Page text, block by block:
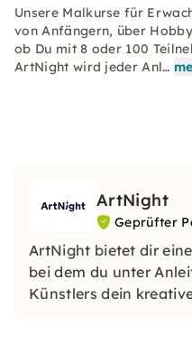
Unsere Malkurse für
von Anfängern, über
ob Du mit 8 oder 100
ArtNight wird jeder Anl…
ArtNight
Geprüfter
ArtNight bietet dir
bei dem du unter
Künstlers dein